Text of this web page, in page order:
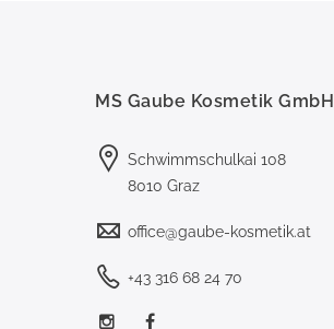
MS Gaube Kosmetik GmbH
Schwimmschulkai 108
8010 Graz
office@gaube-kosmetik.at
+43 316 68 24 70